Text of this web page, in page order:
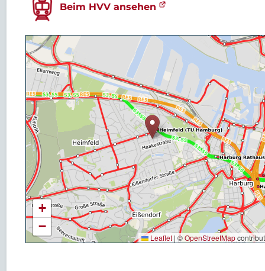
Beim HVV ansehen
+
−
Leaflet | ©OpenStreetMap